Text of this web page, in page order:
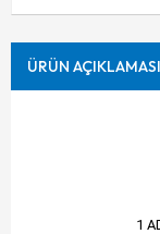
ÜRÜN AÇIKLAMASI
1